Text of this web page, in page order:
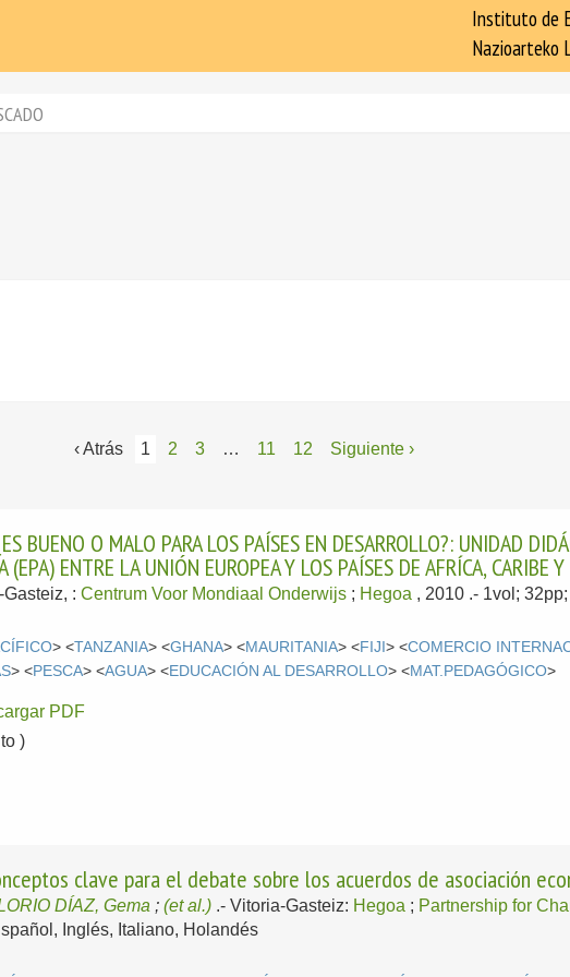
Instituto de
Nazioarteko
‹ Atrás 1 2 3 … 11 12 Siguiente ›
BUENO O MALO PARA LOS PAÍSES EN DESARROLLO?: UNIDAD
(EPA) ENTRE LA UNIÓN EUROPEA Y LOS PAÍSES DE AFRÍCA, CARIBE
Gasteiz, :Centrum Voor Mondiaal Onderwijs ; Hegoa , 2010 .- 1vol;
> <TANZANIA> <GHANA> <MAURITANIA> <FIJI> <COMERCIO
> <PESCA> <AGUA> <EDUCACIÓN AL DESARROLLO> <MAT.PEDAGÓGICO>
PDF
)
clave para el debate sobre los acuerdos de asociación
DÍAZ, Gema ;(et al.) .-Vitoria-Gasteiz: Hegoa ; Partnership for
Inglés, Italiano, Holandés